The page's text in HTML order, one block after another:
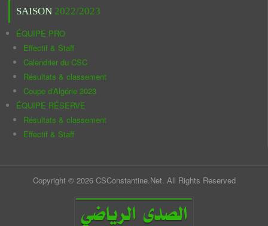
SAISON 2022/2023
ÉQUIPE PRO
Effectif & Staff
Calendrier du CSC
Résultats & classement
Coupe d'Algérie 2023
ÉQUIPE RÉSERVE
Résultats & classement
Effectif & Staff
Copyright © 2026 CSConstantine.Net. All Rights Reserved